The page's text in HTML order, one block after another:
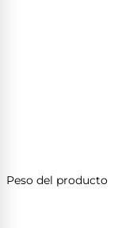
Peso del producto